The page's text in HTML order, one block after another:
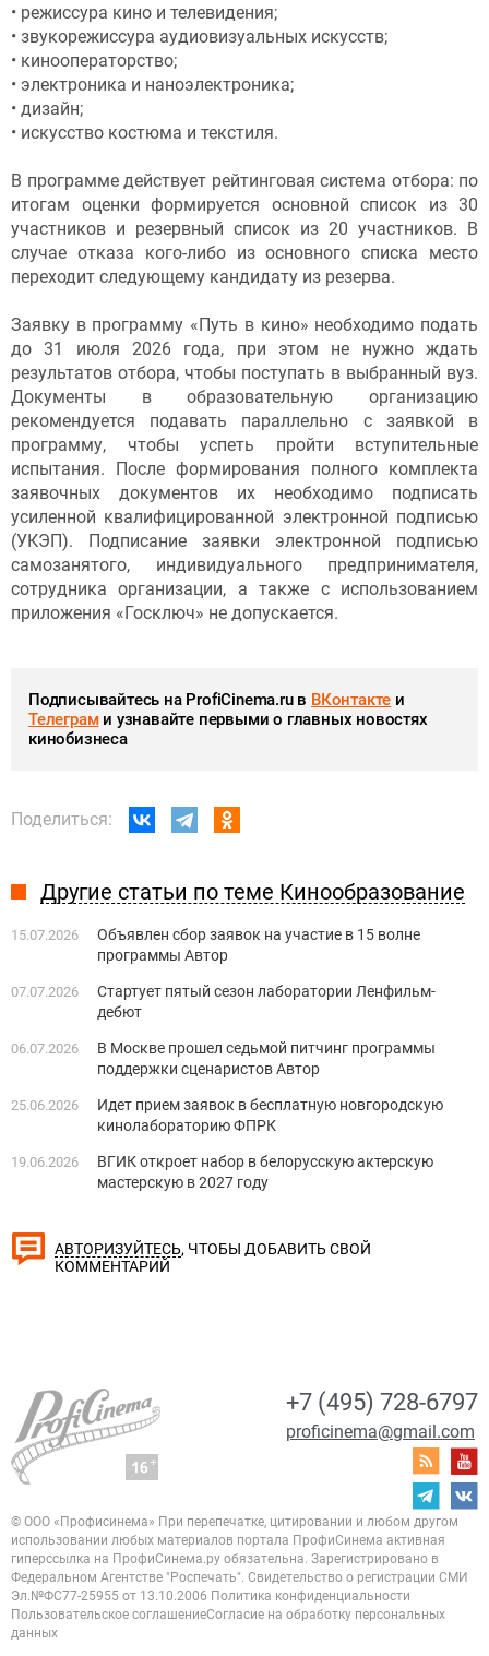
• режиссура кино и телевидения;
• звукорежиссура аудиовизуальных искусств;
• кинооператорство;
• электроника и наноэлектроника;
• дизайн;
• искусство костюма и текстиля.
В программе действует рейтинговая система отбора: по
итогам оценки формируется основной список из 30
участников и резервный список из 20 участников. В
случае отказа кого-либо из основного списка место
переходит следующему кандидату из резерва.
Заявку в программу «Путь в кино» необходимо подать
до 31 июля 2026 года, при этом не нужно ждать
результатов отбора, чтобы поступать в выбранный вуз.
Документы в образовательную организацию
рекомендуется подавать параллельно с заявкой в
программу, чтобы успеть пройти вступительные
испытания. После формирования полного комплекта
заявочных документов их необходимо подписать
усиленной квалифицированной электронной подписью
(УКЭП). Подписание заявки электронной подписью
самозанятого, индивидуального предпринимателя,
сотрудника организации, а также с использованием
приложения «Госключ» не допускается.
Подписывайтесь на ProfiCinema.ru в ВКонтакте и
Телеграми узнавайте первыми о главных новостях
кинобизнеса
Поделиться:
Другие статьи по теме Кинообразование
15.07.2026
Объявлен сбор заявок на участие в 15 волне
программы Автор
07.07.2026
Стартует пятый сезон лаборатории Ленфильм-
дебют
06.07.2026
В Москве прошел седьмой питчинг программы
поддержки сценаристов Автор
25.06.2026
Идет прием заявок в бесплатную новгородскую
кинолабораторию ФПРК
19.06.2026
ВГИК откроет набор в белорусскую актерскую
мастерскую в 2027 году
АВТОРИЗУЙТЕСЬ, ЧТОБЫ ДОБАВИТЬ СВОЙ
КОММЕНТАРИЙ
+7 (495) 728-6797
proficinema@gmail.com
© ООО «Профисинема» При перепечатке, цитировании и любом другом
использовании любых материалов портала ПрофиСинема активная
гиперссылка на ПрофиСинема.ру обязательна. Зарегистрировано в
Федеральном Агентстве "Роспечать". Свидетельство о регистрации СМИ
Эл.№ФС77-25955 от 13.10.2006 Политика конфиденциальности
Пользовательское соглашениеСогласие на обработку персональных
данных